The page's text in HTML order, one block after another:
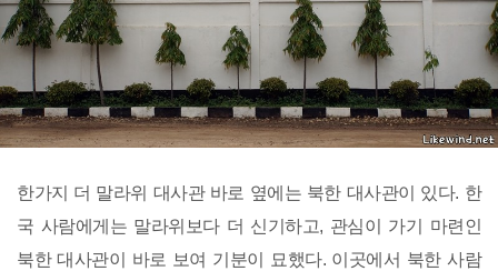
한가지 더 말라위 대사관 바로 옆에는 북한 대사관이 있다. 한
국 사람에게는 말라위보다 더 신기하고, 관심이 가기 마련인
북한 대사관이 바로 보여 기분이 묘했다. 이곳에서 북한 사람